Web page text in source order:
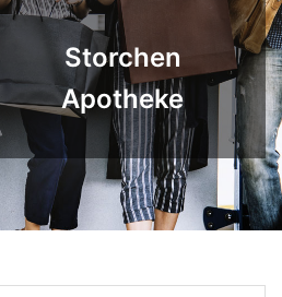
Storchen
Apotheke